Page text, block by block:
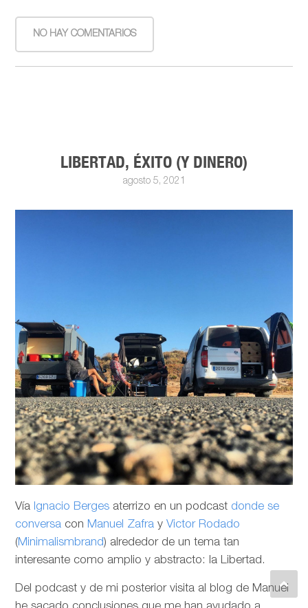
NO HAY COMENTARIOS
LIBERTAD, ÉXITO (Y DINERO)
agosto 5, 2021
Vía Ignacio Berges aterrizo en un podcast donde se
conversa con Manuel Zafra y Victor Rodado
(Minimalismbrand) alrededor de un tema tan
interesante como amplio y abstracto: la Libertad.
Del podcast y de mi posterior visita al blog de Manuel